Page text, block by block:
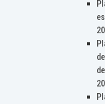
de